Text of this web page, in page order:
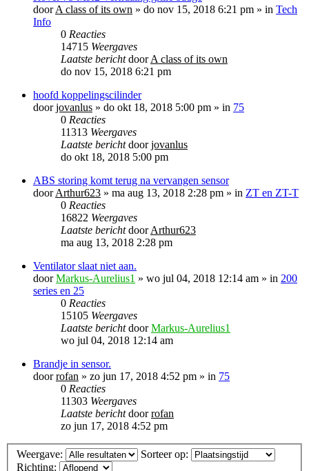
doorA class of its own » do nov 15, 2018 6:21 pm » in Tech
Info
0 Reacties
14715 Weergaves
Laatste berichtdoorA class of its own
do nov 15, 2018 6:21 pm
hoofd koppelingscilinder
doorjovanlus » do okt 18, 2018 5:00 pm » in 75
0 Reacties
11313 Weergaves
Laatste berichtdoorjovanlus
do okt 18, 2018 5:00 pm
ABS storing komt terug na vervangen sensor
doorArthur623 » ma aug 13, 2018 2:28 pm » in ZT en ZT-T
0 Reacties
16822 Weergaves
Laatste berichtdoorArthur623
ma aug 13, 2018 2:28 pm
Ventilator slaat niet aan.
doorMarkus-Aurelius1 » wo jul 04, 2018 12:14 am » in 200
series en 25
0 Reacties
15105 Weergaves
Laatste berichtdoorMarkus-Aurelius1
wo jul 04, 2018 12:14 am
Brandje in sensor.
doorrofan » zo jun 17, 2018 4:52 pm » in 75
0 Reacties
11303 Weergaves
Laatste berichtdoorrofan
zo jun 17, 2018 4:52 pm
Weergave:
Sorteer op:
Richting: